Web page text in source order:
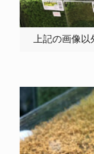
上記の画像